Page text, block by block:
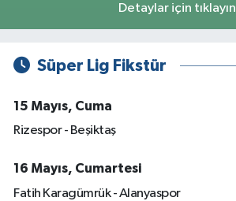
Detaylar için tıklayın
Süper Lig Fikstür
15 Mayıs, Cuma
Rizespor - Beşiktaş
16 Mayıs, Cumartesi
Fatih Karagümrük - Alanyaspor